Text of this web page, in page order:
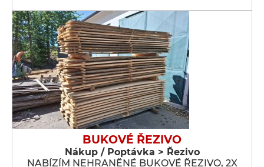
BUKOVÉ ŘEZIVO
Nákup / Poptávka > Řezivo
NABÍZÍM NEHRANĚNÉ BUKOVÉ ŘEZIVO, 2X